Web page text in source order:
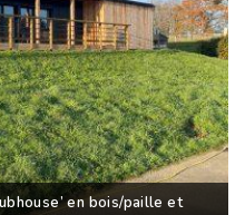
en bois/paille et